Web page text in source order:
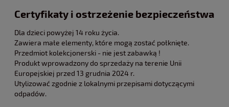
Certyfikaty i ostrzeżenie bezpieczeństwa
Dla dzieci powyżej 14 roku życia.
Zawiera małe elementy, które mogą zostać połknięte.
Przedmiot kolekcjonerski - nie jest zabawką !
Produkt wprowadzony do sprzedaży na terenie Unii
Europejskiej przed 13 grudnia 2024 r.
Utylizować zgodnie z lokalnymi przepisami dotyczącymi
odpadów.